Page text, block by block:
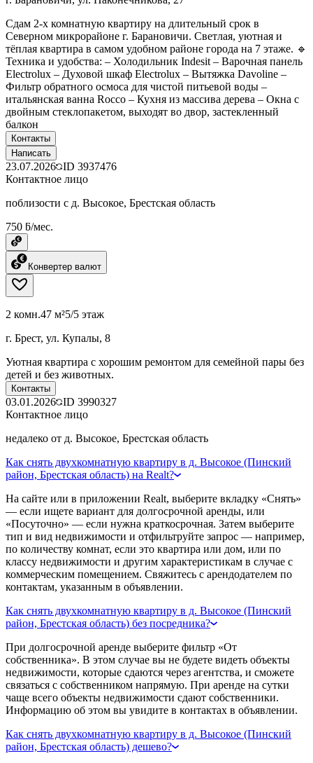
Сдам 2-х комнатную квартиру на длительный срок в
Северном микрорайоне г. Барановичи. Светлая, уютная и
тёплая квартира в самом удобном районе города на 7 этаже. 🔹
Техника и удобства: – Холодильник Indesit – Варочная панель
Electrolux – Духовой шкаф Electrolux – Вытяжка Davoline –
Фильтр обратного осмоса для чистой питьевой воды –
итальянская ванна Rocco – Кухня из массива дерева – Окна с
двойным стеклопакетом, выходят во двор, застекленный
балкон
Контакты
Написать
23.07.2026 ID 3937476
Контактное лицо
поблизости с д. Высокое, Брестская область
750 ƃ/мес.
Конвертер валют
2 комн.47 м²5/5 этаж
г. Брест, ул. Купалы, 8
Уютная квартира с хорошим ремонтом для семейной пары без
детей и без животных.
Контакты
03.01.2026 ID 3990327
Контактное лицо
недалеко от д. Высокое, Брестская область
Как снять двухкомнатную квартиру в д. Высокое (Пинский
район, Брестская область) на Realt?
На сайте или в приложении Realt, выберите вкладку «Снять»
— если ищете вариант для долгосрочной аренды, или
«Посуточно» — если нужна краткосрочная. Затем выберите
тип и вид недвижимости и отфильтруйте запрос — например,
по количеству комнат, если это квартира или дом, или по
классу недвижимости и другим характеристикам в случае с
коммерческим помещением. Свяжитесь с арендодателем по
контактам, указанным в объявлении.
Как снять двухкомнатную квартиру в д. Высокое (Пинский
район, Брестская область) без посредника?
При долгосрочной аренде выберите фильтр «От
собственника». В этом случае вы не будете видеть объекты
недвижимости, которые сдаются через агентства, и сможете
связаться с собственником напрямую. При аренде на сутки
чаще всего объекты недвижимости сдают собственники.
Информацию об этом вы увидите в контактах в объявлении.
Как снять двухкомнатную квартиру в д. Высокое (Пинский
район, Брестская область) дешево?